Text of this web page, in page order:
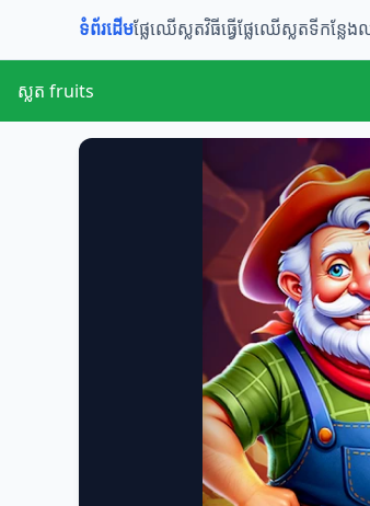
ទំព័រដើមផ្លែឈើស្លត​​វិធីធ្វើផ្លែឈើស្លតទីកន្លែង
ស្លត fruits